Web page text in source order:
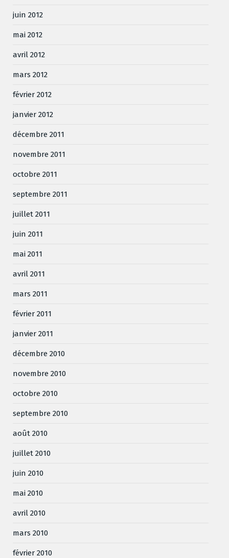
juin 2012
mai 2012
avril 2012
mars 2012
février 2012
janvier 2012
décembre 2011
novembre 2011
octobre 2011
septembre 2011
juillet 2011
juin 2011
mai 2011
avril 2011
mars 2011
février 2011
janvier 2011
décembre 2010
novembre 2010
octobre 2010
septembre 2010
août 2010
juillet 2010
juin 2010
mai 2010
avril 2010
mars 2010
février 2010